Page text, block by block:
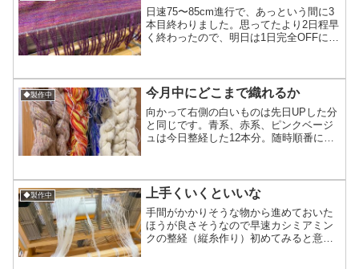
日速75〜85cm進行で、あっという間に3
本目終わりました。思ってたより2日程早
く終わったので、明日は1日完全OFFにし
早く織り終わって良かったのかも(*´ω`*)
さて...
◆製作中 今月中にどこまで織れるか
向かって右側の白いものは先日UPした分
と同じです。青系、赤系、ピンクベージ
ュは今日整経した12本分。随時順番に織
月中に全部織れたらいいな12＋5本！そろ
そろ2度寝が許さ...
◆製作中 上手くいくといいな
手間がかかりそうな物から進めておいた
ほうが良さそうなので早速カシミアミン
クの整経（縦糸作り）初めてみると意外